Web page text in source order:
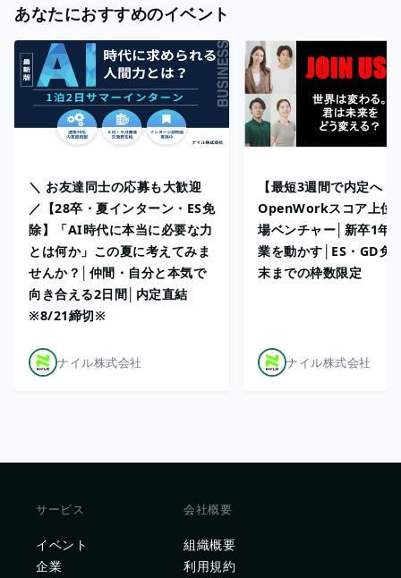
あなたにおすすめのイベント
＼ お友達同士の応募も大歓迎
／【28卒・夏インターン・ES免
除】「AI時代に本当に必要な力
とは何か」この夏に考えてみま
せんか？│仲間・自分と本気で
向き合える2日間│内定直結
※8/21締切※
ナイル株式会社
【最短3週間で内定へ！
OpenWorkスコア上位
場ベンチャー│新卒1年
業を動かす│ES・GD免
末までの枠数限定
ナイル株式会社
サービス
イベント
企業
会社概要
組織概要
利用規約